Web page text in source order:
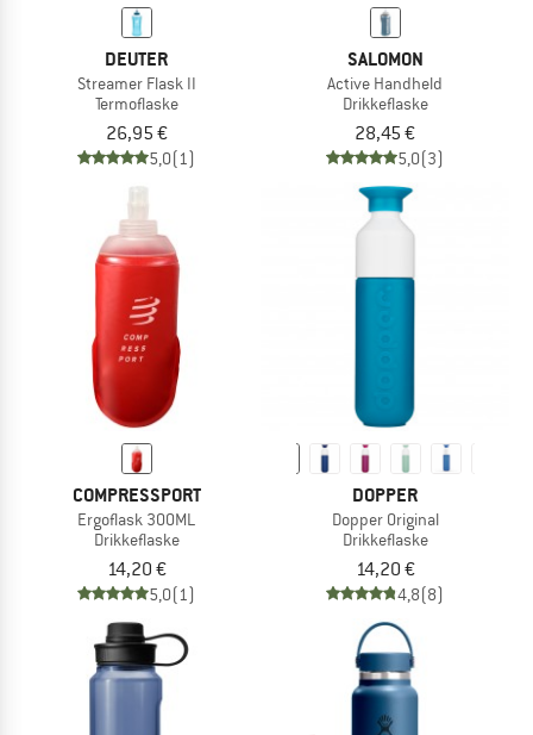
DEUTER
Streamer Flask II
Termoflaske
26,95 €
5,0(1)
SALOMON
Active Handheld
Drikkeflaske
28,45 €
5,0(3)
COMPRESSPORT
Ergoflask 300ML
Drikkeflaske
14,20 €
5,0(1)
DOPPER
Dopper Original
Drikkeflaske
14,20 €
4,8(8)